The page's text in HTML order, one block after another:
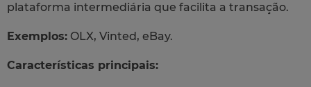
plataforma intermediária que facilita a transação.
Exemplos: OLX, Vinted, eBay.
Características principais: